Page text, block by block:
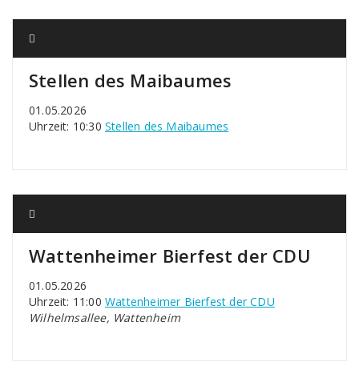
Stellen des Maibaumes
01.05.2026
Uhrzeit: 10:30 Stellen des Maibaumes
Wattenheimer Bierfest der CDU
01.05.2026
Uhrzeit: 11:00 Wattenheimer Bierfest der CDU
Wilhelmsallee, Wattenheim